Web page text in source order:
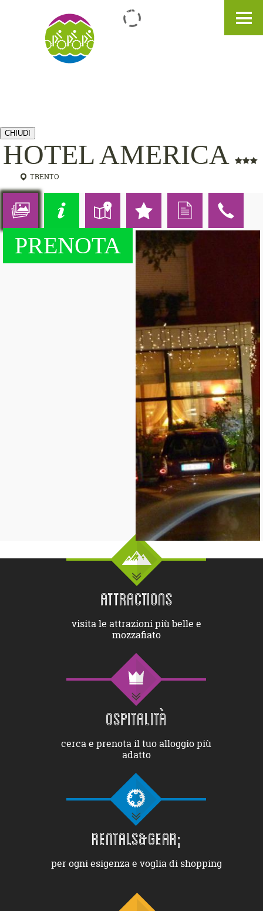
EN
CHIUDI
HOTEL AMERICA
TRENTO
PRENOTA
ATTRACTIONS
visita le attrazioni più belle e
mozzafiato
OSPITALITÀ
cerca e prenota il tuo alloggio più
adatto
RENTALS&GEAR;
per ogni esigenza e voglia di shopping